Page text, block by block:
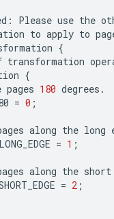
: Please use the
to apply to
{
transformation
{
pages 180 degrees .
= 0 ;
along the long
= 1 ;
along the short
= 2 ;